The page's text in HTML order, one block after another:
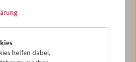
Mo 13.10.
Di 14.10.
helfen dabei,